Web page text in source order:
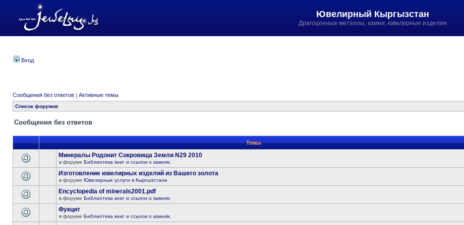
Ювелирный Кыргызстан
Драгоценные металлы, камни, ювелирные изделия
Вход
Сообщения без ответов | Активные темы
Список форумов
Сообщения без ответов
Темы
Минералы Родонит Сокровища Земли N29 2010
в форуме Библиотека книг и ссылок о камнях.
Изготовление ювелирных изделий из Вашего золота
в форуме Ювелирные услуги в Кыргызстане
Encyclopedia of minerals2001.pdf
в форуме Библиотека книг и ссылок о камнях.
Фукцит
в форуме Библиотека книг и ссылок о камнях.